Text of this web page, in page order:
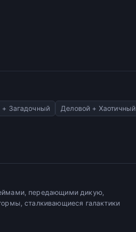
Загадочный
Деловой + Хаотичный
передающими дикую,
сталкивающиеся галактики